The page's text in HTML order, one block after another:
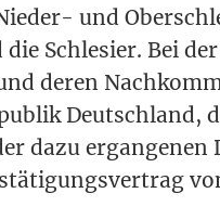
und
die Schle­si­er. Bei
deren
Deutsch­land,
dazu